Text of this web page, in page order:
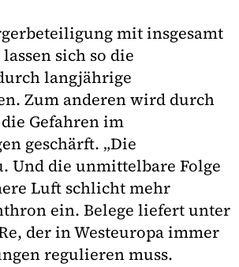
mit insgesamt
sich so die
langjährige
Zum anderen wird durch
Gefahren im
geschärft. „Die
Und die unmittelbare Folge
Luft schlicht mehr
ein. Belege liefert unter
der in Westeuropa immer
regulieren muss.